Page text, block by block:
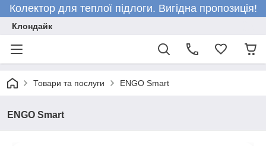
Колектор для теплої підлоги. Вигідна пропозиція!
Клондайк
Товари та послуги ENGO Smart
ENGO Smart